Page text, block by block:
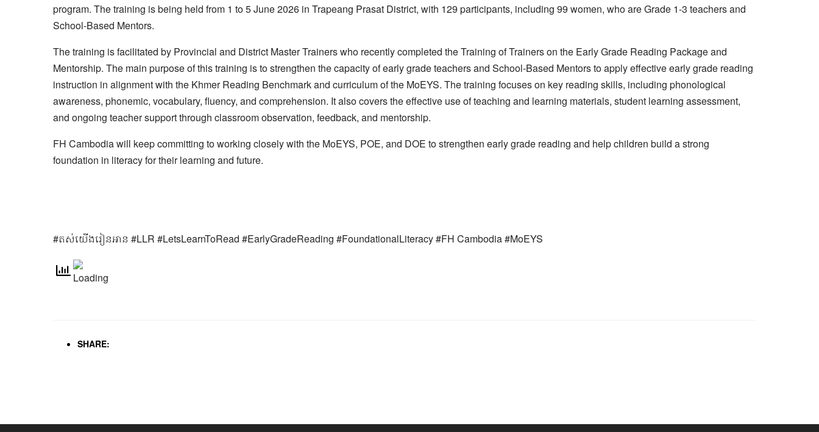
program. The training is being held from 1 to 5 June 2026 in Trapeang Prasat District, with 129 participants, including 99 women, who are Grade 1-3 teachers and
School-Based Mentors.
The training is facilitated by Provincial and District Master Trainers who recently completed the Training of Trainers on the Early Grade Reading Package and
Mentorship. The main purpose of this training is to strengthen the capacity of early grade teachers and School-Based Mentors to apply effective early grade reading
instruction in alignment with the Khmer Reading Benchmark and curriculum of the MoEYS. The training focuses on key reading skills, including phonological
awareness, phonemic, vocabulary, fluency, and comprehension. It also covers the effective use of teaching and learning materials, student learning assessment,
and ongoing teacher support through classroom observation, feedback, and mentorship.
FH Cambodia will keep committing to working closely with the MoEYS, POE, and DOE to strengthen early grade reading and help children build a strong
foundation in literacy for their learning and future.
#តស់យើងរៀនអាន #LLR #LetsLearnToRead #EarlyGradeReading #FoundationalLiteracy #FH Cambodia#MoEYS
SHARE: